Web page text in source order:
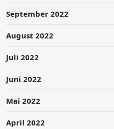
September 2022
August 2022
Juli 2022
Juni 2022
Mai 2022
April 2022